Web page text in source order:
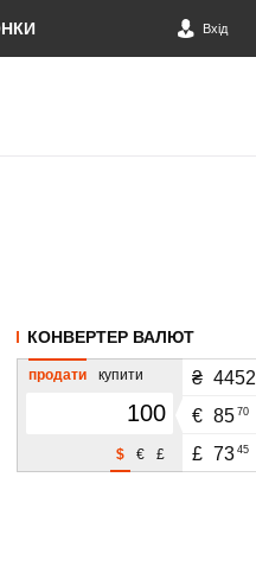
Вхід
КОНВЕРТЕР ВАЛЮТ
продати купити
£
€
$
₴ 4452
€ 85 70
£ 73 45